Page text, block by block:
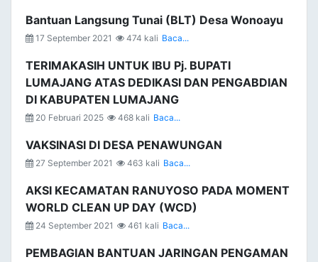
Bantuan Langsung Tunai (BLT) Desa Wonoayu
17 September 2021 474 kali Baca...
TERIMAKASIH UNTUK IBU Pj. BUPATI
LUMAJANG ATAS DEDIKASI DAN PENGABDIAN
DI KABUPATEN LUMAJANG
20 Februari 2025 468 kali Baca...
VAKSINASI DI DESA PENAWUNGAN
27 September 2021 463 kali Baca...
AKSI KECAMATAN RANUYOSO PADA MOMENT
WORLD CLEAN UP DAY (WCD)
24 September 2021 461 kali Baca...
PEMBAGIAN BANTUAN JARINGAN PENGAMAN